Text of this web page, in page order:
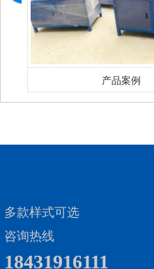
产品案例
多款样式可选
咨询热线
18431916111